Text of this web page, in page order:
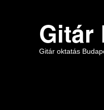
Gitár
Gitár oktatás